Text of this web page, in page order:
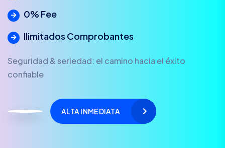
0% Fee
Ilimitados Comprobantes
Seguridad & seriedad: el camino hacia el éxito
confiable
ALTA INMEDIATA